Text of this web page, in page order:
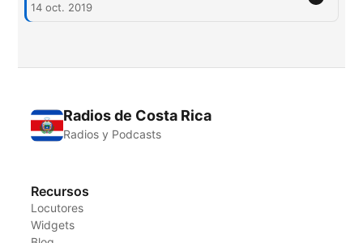
14 oct. 2019
Radios de Costa Rica
Radios y Podcasts
Recursos
Locutores
Widgets